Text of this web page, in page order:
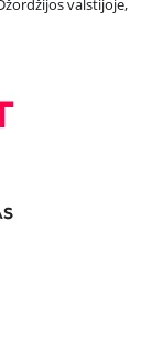
valstijoje,